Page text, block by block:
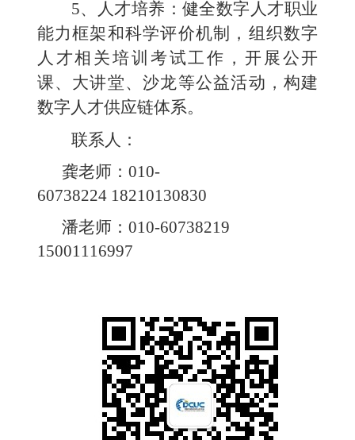
5、人才培养 ：健全数字人才职业
能力框架和科学评价机制，组织数字
人才相关培训 考试工作，开展公开
课、 大讲堂、沙龙等公益活动，构建
数字人才供应链体系。
联系人：
龚老师： 010-
60738224 18210130830
潘老师： 010-60738219
15001116997